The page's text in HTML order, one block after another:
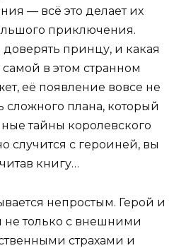
— всё это делает их
приключения.
принцу, и какая
в этом странном
её появление вовсе не
сложного плана, который
тайны королевского
случится с героиней, вы
книгу…
непростым. Герой и
не только с внешними
страхами и